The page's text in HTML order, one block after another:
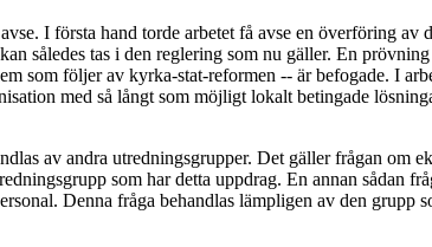
I första hand torde arbetet få avse en överföring av
således tas i den reglering som nu gäller. En
som följer av kyrka-stat-reformen -- är befogade. I
med så långt som möjligt lokalt betingade
av andra utredningsgrupper. Det gäller frågan om
som har detta uppdrag. En annan sådan
Denna fråga behandlas lämpligen av den grupp